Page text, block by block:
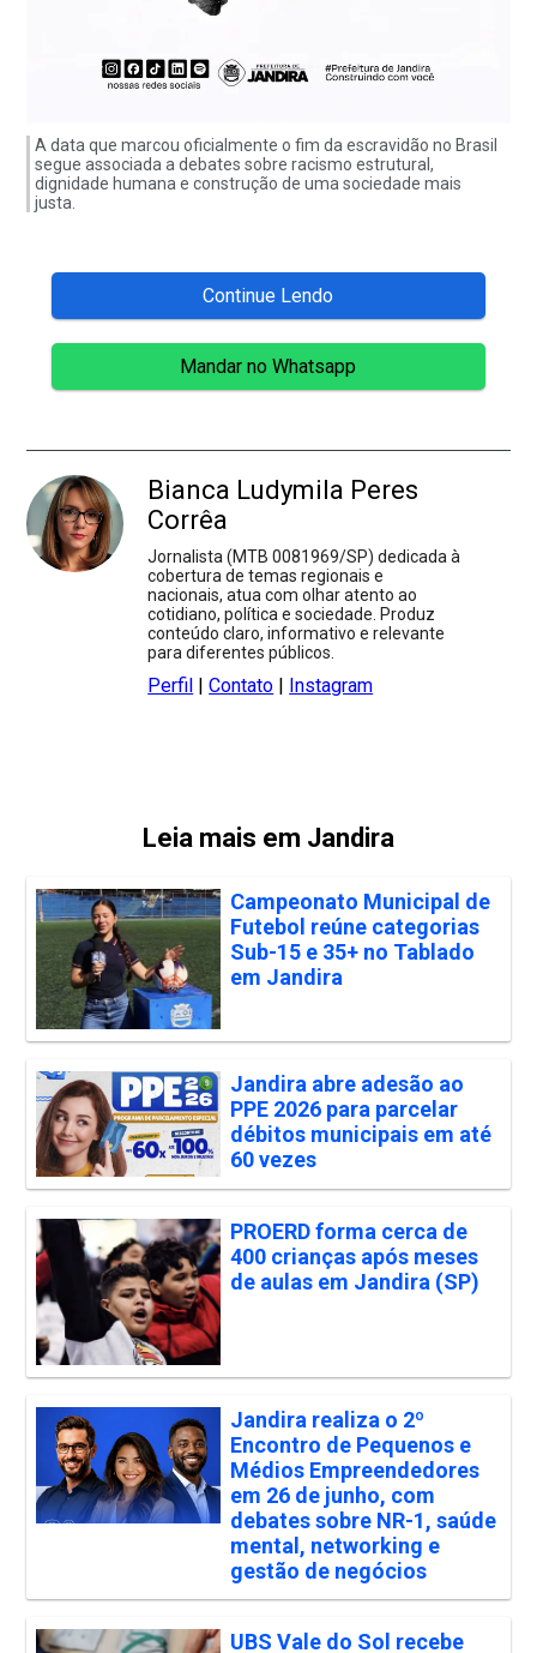
A data que marcou oficialmente o fim da escravidão no Brasil
segue associada a debates sobre racismo estrutural,
dignidade humana e construção de uma sociedade mais
justa.
Continue Lendo
Mandar no Whatsapp
Bianca Ludymila Peres
Corrêa
Jornalista (MTB 0081969/SP) dedicada à
cobertura de temas regionais e
nacionais, atua com olhar atento ao
cotidiano, política e sociedade. Produz
conteúdo claro, informativo e relevante
para diferentes públicos.
Perfil |Contato | Instagram
Leia mais em Jandira
Campeonato Municipal de
Futebol reúne categorias
Sub-15 e 35+ no Tablado
em Jandira
Jandira abre adesão ao
PPE 2026 para parcelar
débitos municipais em até
60 vezes
PROERD forma cerca de
400 crianças após meses
de aulas em Jandira (SP)
Jandira realiza o 2º
Encontro de Pequenos e
Médios Empreendedores
em 26 de junho, com
debates sobre NR-1, saúde
mental, networking e
gestão de negócios
UBS Vale do Sol recebe